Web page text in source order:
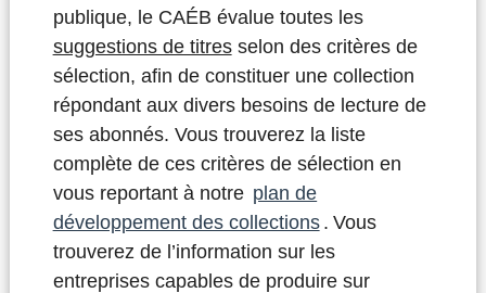
publique, le CAÉB évalue toutes les
suggestions de titresselon des critères de
sélection, afin de constituer une collection
répondant aux divers besoins de lecture de
ses abonnés. Vous trouverez la liste
complète de ces critères de sélection en
vous reportant à notre plan de
développement des collections . Vous
trouverez de l’information sur les
entreprises capables de produire sur